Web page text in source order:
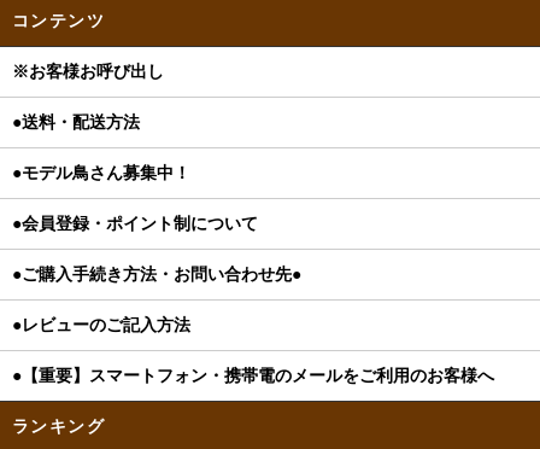
コンテンツ
※お客様お呼び出し
●送料・配送方法
●モデル鳥さん募集中！
●会員登録・ポイント制について
●ご購入手続き方法・お問い合わせ先●
●レビューのご記入方法
●【重要】スマートフォン・携帯電のメールをご利用のお客様へ
ランキング